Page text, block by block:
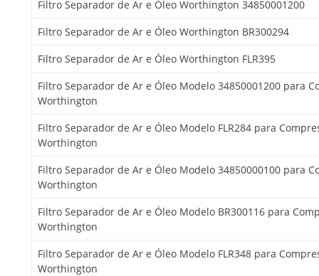
Filtro Separador de Ar e Óleo Worthington 34850001200
Filtro Separador de Ar e Óleo Worthington BR300294
Filtro Separador de Ar e Óleo Worthington FLR395
Filtro Separador de Ar e Óleo Modelo 34850001200 para
Worthington
Filtro Separador de Ar e Óleo Modelo FLR284 para
Worthington
Filtro Separador de Ar e Óleo Modelo 34850000100 para
Worthington
Filtro Separador de Ar e Óleo Modelo BR300116 para
Worthington
Filtro Separador de Ar e Óleo Modelo FLR348 para
Worthington